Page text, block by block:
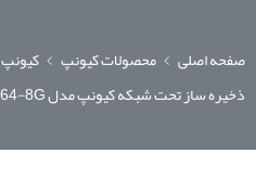
صفحه اصلی محصولات کیونپ
کیونپ Qnap مدل متوسط
ذخیره ساز تحت شبکه کیونپ مدل TBS-464-8G